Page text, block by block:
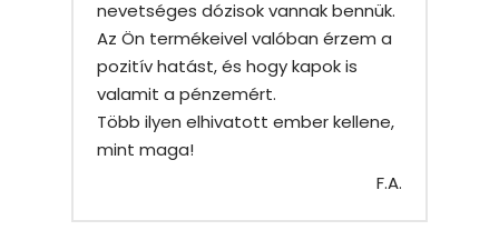
nevetséges dózisok vannak bennük.
Az Ön termékeivel valóban érzem a
pozitív hatást, és hogy kapok is
valamit a pénzemért.
Több ilyen elhivatott ember kellene,
mint maga!
F.A.